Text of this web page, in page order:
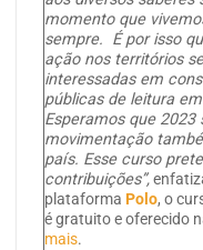
momento que
sempre. É por isso
ação nos territórios
interessadas em
públicas de leitura
Esperamos que
movimentação
país. Esse curso
contribuições”,
plataforma Polo, o
é gratuito e oferecido
mais.